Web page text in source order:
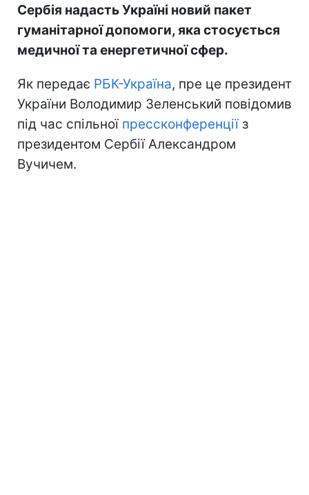
Сербія надасть Україні новий пакет
гуманітарної допомоги, яка стосується
медичної та енергетичної сфер.
Як передає РБК-Україна, пре це президент
України Володимир Зеленський повідомив
під час спільної прессконференціїз
президентом Сербії Александром
Вучичем.